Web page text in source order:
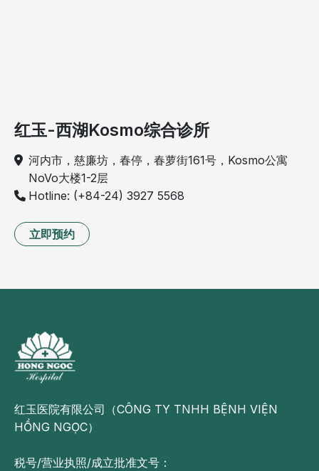
红玉-西湖Kosmo综合诊所
河内市，慈廉坊，春停，春萝街161号，Kosmo公寓
NoVo大楼1-2层
Hotline: (+84-24) 3927 5568
立即预约
红玉医院有限公司（CÔNG TY TNHH BỆNH VIỆN
HỒNG NGỌC）
税号/营业执照/成立批准文号：